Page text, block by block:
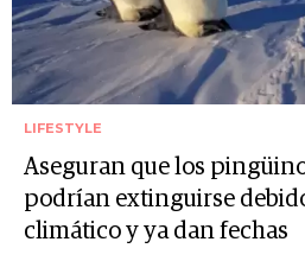
LIFESTYLE
Aseguran que los
podrían extinguirse
climático y ya dan fechas